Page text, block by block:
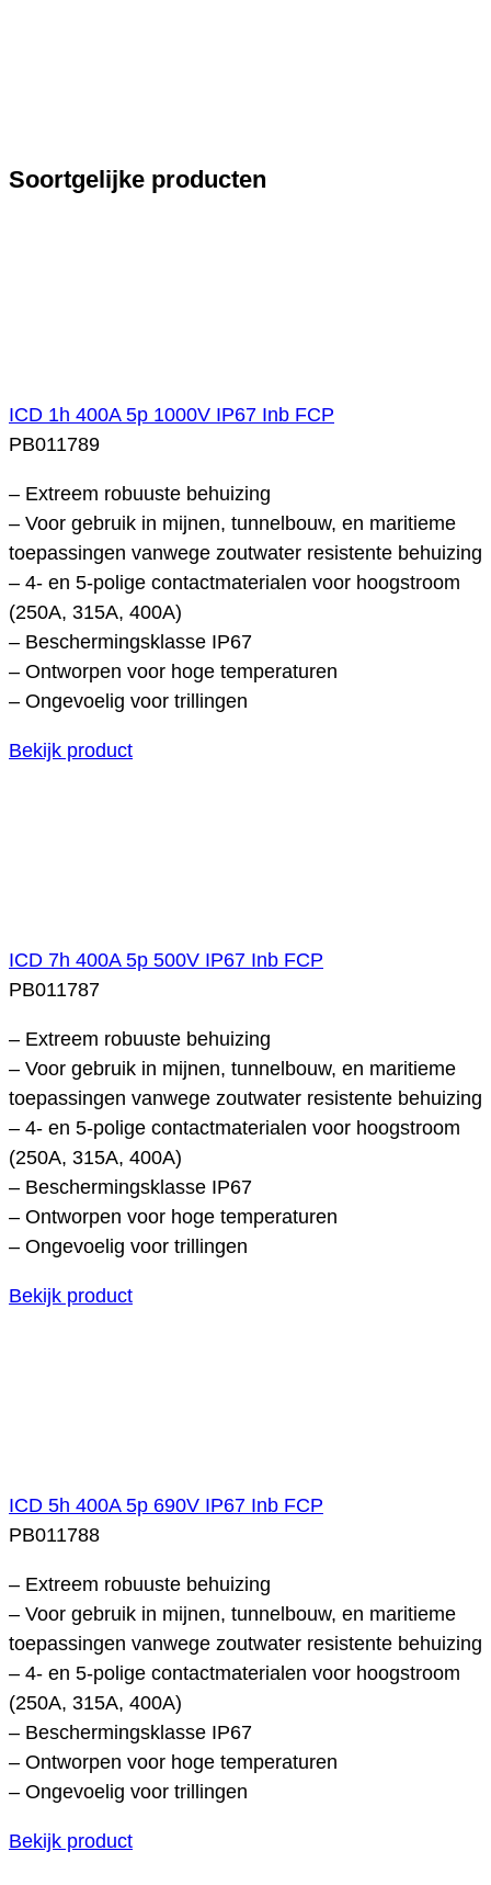
Soortgelijke producten
ICD 1h 400A 5p 1000V IP67 Inb FCP
PB011789
– Extreem robuuste behuizing
– Voor gebruik in mijnen, tunnelbouw, en maritieme
toepassingen vanwege zoutwater resistente behuizing
– 4- en 5-polige contactmaterialen voor hoogstroom
(250A, 315A, 400A)
– Beschermingsklasse IP67
– Ontworpen voor hoge temperaturen
– Ongevoelig voor trillingen
Bekijk product
ICD 7h 400A 5p 500V IP67 Inb FCP
PB011787
– Extreem robuuste behuizing
– Voor gebruik in mijnen, tunnelbouw, en maritieme
toepassingen vanwege zoutwater resistente behuizing
– 4- en 5-polige contactmaterialen voor hoogstroom
(250A, 315A, 400A)
– Beschermingsklasse IP67
– Ontworpen voor hoge temperaturen
– Ongevoelig voor trillingen
Bekijk product
ICD 5h 400A 5p 690V IP67 Inb FCP
PB011788
– Extreem robuuste behuizing
– Voor gebruik in mijnen, tunnelbouw, en maritieme
toepassingen vanwege zoutwater resistente behuizing
– 4- en 5-polige contactmaterialen voor hoogstroom
(250A, 315A, 400A)
– Beschermingsklasse IP67
– Ontworpen voor hoge temperaturen
– Ongevoelig voor trillingen
Bekijk product